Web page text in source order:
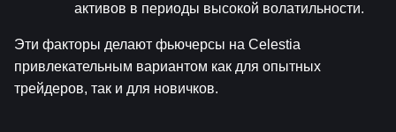
активов в периоды высокой волатильности.
Эти факторы делают фьючерсы на Celestia
привлекательным вариантом как для опытных
трейдеров, так и для новичков.